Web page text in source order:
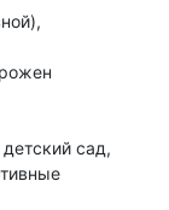
сад,